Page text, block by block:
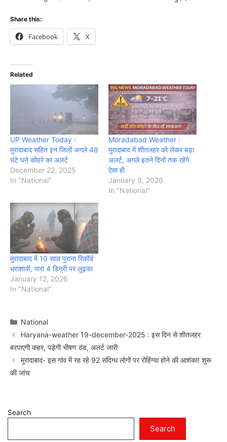
Share this:
Facebook X
Related
UP Weather Today :
मुरादाबाद सहित इन जिलों अगले 48
घंटे घने कोहरे का अलर्ट
December 22, 2025
In "National"
Moradabad Weather :
मुरादाबाद में शीतलहर को लेकर बड़ा
अलर्ट, अगले इतने दिनों तक रहेंगे
ऐसा ही
January 9, 2026
In "National"
मुरादाबाद में 10 साल पुराना रिकॉर्ड
धराशायी, पारा 4 डिग्री पर लुढ़का
January 12, 2026
In "National"
Categories
National
Haryana-weather 19-december-2025 : इस दिन से शीतलहर
बरपाएगी कहर, पड़ेगी भीषण ठंड, अलर्ट जारी
मुरादाबाद- इस गांव में रह रहे 92 संदिग्ध लोगों पर रोहिंग्या होने की आशंका! शुरू
की जांच
Search
Search